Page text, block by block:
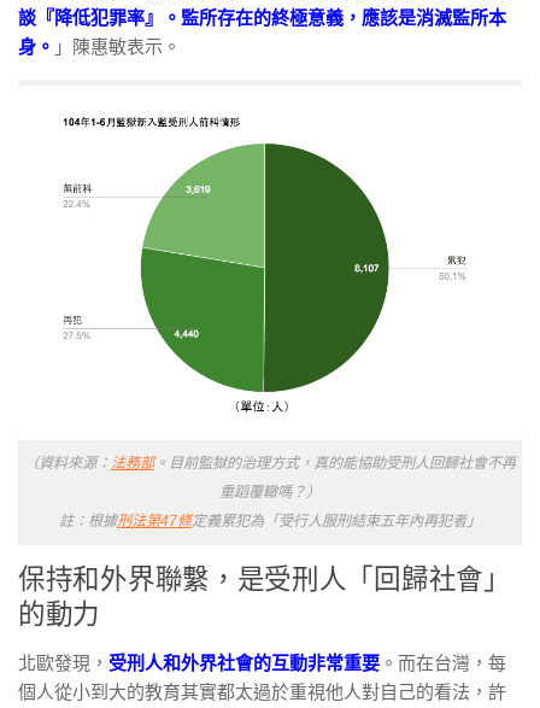
談『降低犯罪率』。監所存在的終極意義，應該是消滅監所本
身。 」陳惠敏表示。
（資料來源： 法務部。目前監獄的治理方式，真的能協助受刑人回歸社會不再
重蹈覆轍嗎？）
註：根據刑法第47條定義累犯為「受行人服刑結束五年內再犯者」
保持和外界聯繫，是受刑人「回歸社會」
的動力
北歐發現， 受刑人和外界社會的互動非常重要 。而在台灣，每
個人從小到大的教育其實都太過於重視他人對自己的看法，許